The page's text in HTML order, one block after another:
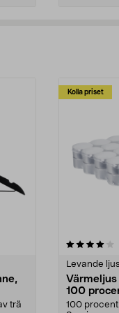
trä
Kolla priset
Levande ljus
Värmeljus
100
100 procent